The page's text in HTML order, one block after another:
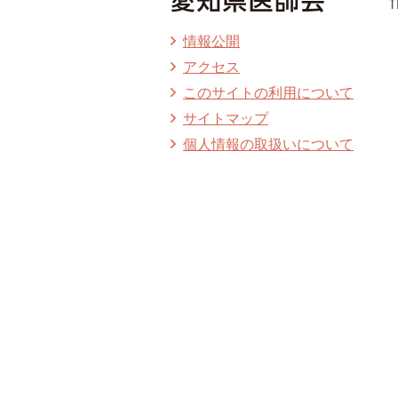
情報公開
アクセス
このサイトの利用について
サイトマップ
個人情報の取扱いについて